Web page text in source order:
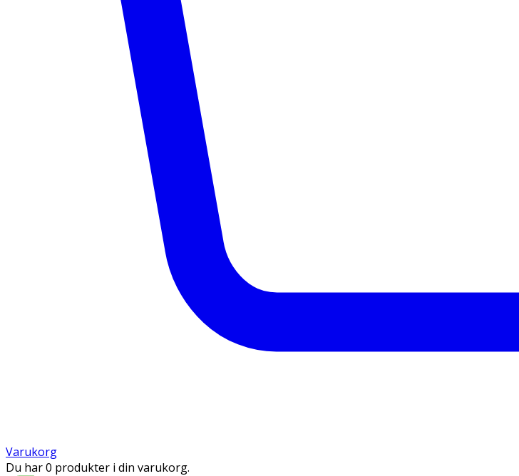
Varukorg
Du har 0 produkter i din varukorg.